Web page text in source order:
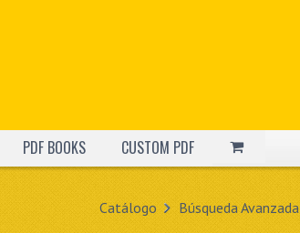
PDF BOOKS CUSTOM PDF
Catálogo Búsqueda Avanzada